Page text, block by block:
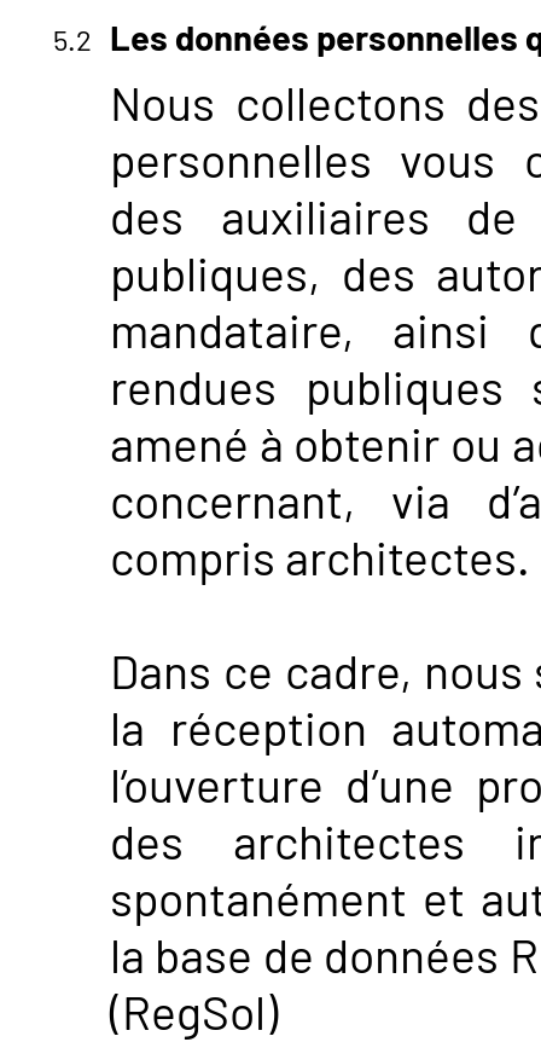
Les données personnelles
Nous collectons
personnelles vous
des auxiliaires
publiques, des
mandataire,
rendues
amené à obtenir ou
concernant, via
compris architectes.
Dans ce cadre,
la réception
l’ouverture d’une
des architectes
spontanément et
la base de données
(RegSol)